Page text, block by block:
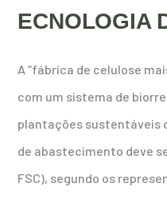
ECNOLOGIA
A “fábrica de celulose
com um sistema de
plantações sustentáveis
de abastecimento deve
FSC), segundo os